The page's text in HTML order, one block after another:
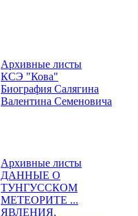
Архивные листы
КСЭ "Кова"
Биография Салягина
Валентина Семеновича
Архивные листы
ДАННЫЕ О
ТУНГУССКОМ
МЕТЕОРИТЕ ...
ЯВЛЕНИЯ,